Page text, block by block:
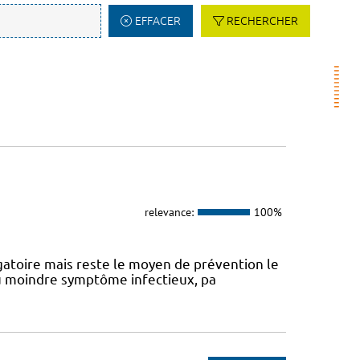
EFFACER RECHERCHER
relevance: 100%
mais reste le moyen de prévention le
symptôme infectieux, pa